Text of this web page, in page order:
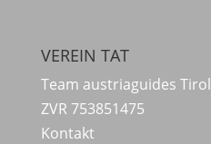
VEREIN TAT
Team austriaguides Tirol
ZVR 753851475
Kontakt